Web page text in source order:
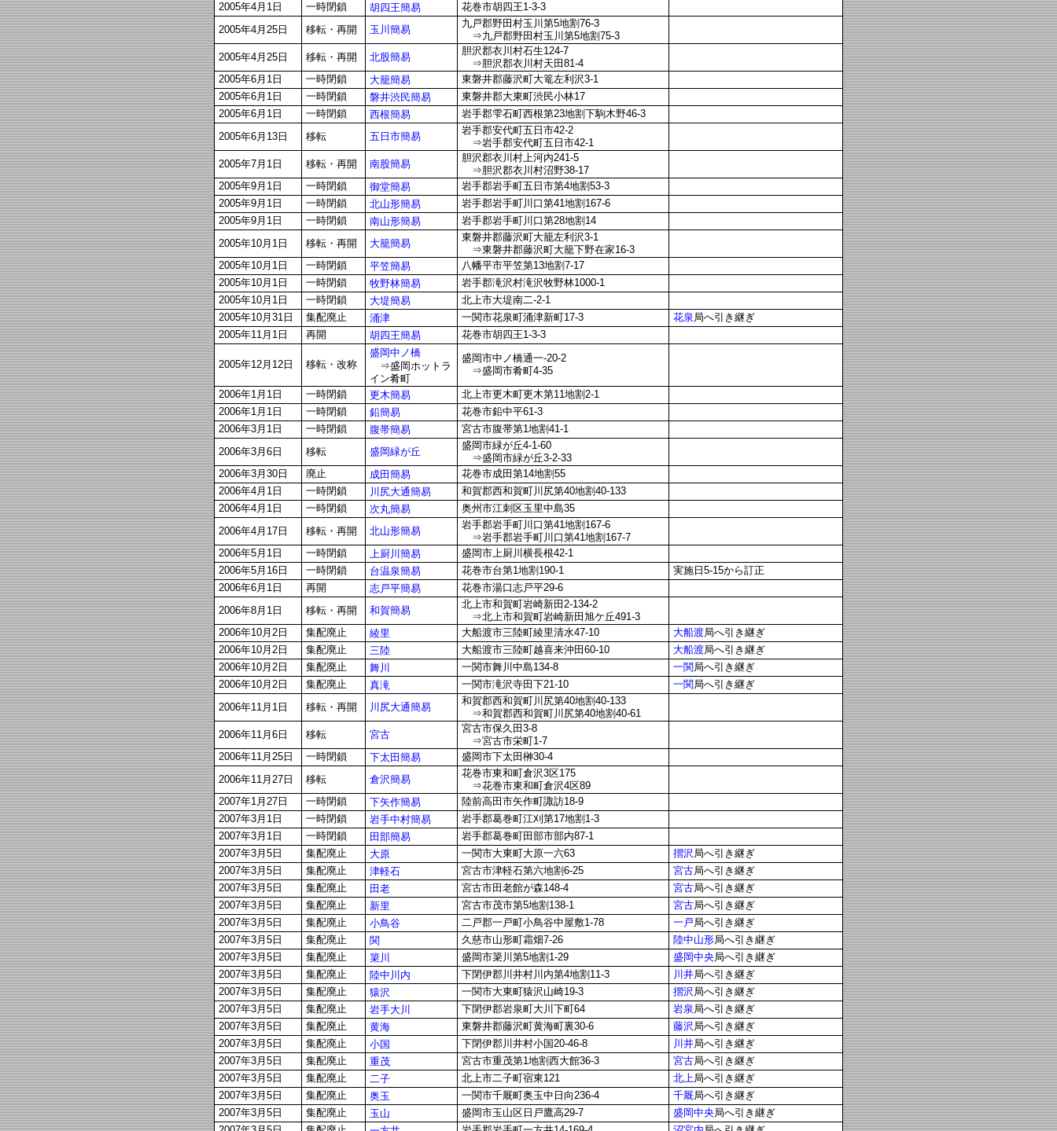
2005年4月1日
一時閉鎖 胡四王簡易
花巻市胡四王1-3-3
2005年4月25日
移転・再開 玉川簡易
九戸郡野田村玉川第5地割76-3
⇒九戸郡野田村玉川第5地割75-3
2005年4月25日
移転・再開 北股簡易
胆沢郡衣川村石生124-7
⇒胆沢郡衣川村天田81-4
2005年6月1日
一時閉鎖 大籠簡易
東磐井郡藤沢町大篭左利沢3-1
2005年6月1日
一時閉鎖 磐井渋民簡易
東磐井郡大東町渋民小林17
2005年6月1日
一時閉鎖 西根簡易
岩手郡雫石町西根第23地割下駒木野46-3
2005年6月13日
移転 五日市簡易
岩手郡安代町五日市42-2
⇒岩手郡安代町五日市42-1
2005年7月1日
移転・再開 南股簡易
胆沢郡衣川村上河内241-5
⇒胆沢郡衣川村沼野38-17
2005年9月1日
一時閉鎖 御堂簡易
岩手郡岩手町五日市第4地割53-3
2005年9月1日
一時閉鎖 北山形簡易
岩手郡岩手町川口第41地割167-6
2005年9月1日
一時閉鎖 南山形簡易
岩手郡岩手町川口第28地割14
2005年10月1日
移転・再開 大籠簡易
東磐井郡藤沢町大籠左利沢3-1
⇒東磐井郡藤沢町大籠下野在家16-3
2005年10月1日
一時閉鎖 平笠簡易
八幡平市平笠第13地割7-17
2005年10月1日
一時閉鎖 牧野林簡易
岩手郡滝沢村滝沢牧野林1000-1
2005年10月1日
一時閉鎖 大堤簡易
北上市大堤南二-2-1
2005年10月31日
集配廃止 涌津 一関市花泉町涌津新町17-3 花泉局へ引き継ぎ
2005年11月1日
再開 胡四王簡易 花巻市胡四王1-3-3
2005年12月12日 移転・改称
盛岡中ノ橋
⇒盛岡ホットラ
イン肴町
盛岡市中ノ橋通一-20-2
⇒盛岡市肴町4-35
2006年1月1日
一時閉鎖 更木簡易
北上市更木町更木第11地割2-1
2006年1月1日
一時閉鎖 鉛簡易
花巻市鉛中平61-3
2006年3月1日
一時閉鎖 腹帯簡易
宮古市腹帯第1地割41-1
2006年3月6日
移転 盛岡緑が丘
盛岡市緑が丘4-1-60
⇒盛岡市緑が丘3-2-33
2006年3月30日
廃止 成田簡易
花巻市成田第14地割55
2006年4月1日
一時閉鎖 川尻大通簡易
和賀郡西和賀町川尻第40地割40-133
2006年4月1日
一時閉鎖 次丸簡易
奥州市江刺区玉里中島35
2006年4月17日
移転・再開 北山形簡易
岩手郡岩手町川口第41地割167-6
⇒岩手郡岩手町川口第41地割167-7
2006年5月1日
一時閉鎖 上厨川簡易
盛岡市上厨川横長根42-1
2006年5月16日
一時閉鎖 台温泉簡易 花巻市台第1地割190-1
実施日5-15から訂正
2006年6月1日
再開 志戸平簡易
花巻市湯口志戸平29-6
2006年8月1日
移転・再開 和賀簡易
北上市和賀町岩崎新田2-134-2
⇒北上市和賀町岩崎新田旭ケ丘491-3
2006年10月2日
集配廃止 綾里 大船渡市三陸町綾里清水47-10 大船渡局へ引き継ぎ
2006年10月2日
集配廃止 三陸 大船渡市三陸町越喜来沖田60-10 大船渡局へ引き継ぎ
2006年10月2日
集配廃止 舞川 一関市舞川中島134-8 一関局へ引き継ぎ
2006年10月2日
集配廃止 真滝 一関市滝沢寺田下21-10 一関局へ引き継ぎ
2006年11月1日
移転・再開 川尻大通簡易
和賀郡西和賀町川尻第40地割40-133
⇒和賀郡西和賀町川尻第40地割40-61
2006年11月6日
移転 宮古
宮古市保久田3-8
⇒宮古市栄町1-7
2006年11月25日
一時閉鎖 下太田簡易
盛岡市下太田榊30-4
2006年11月27日
移転 倉沢簡易
花巻市東和町倉沢3区175
⇒花巻市東和町倉沢4区89
2007年1月27日
一時閉鎖 下矢作簡易
陸前高田市矢作町諏訪18-9
2007年3月1日
一時閉鎖 岩手中村簡易
岩手郡葛巻町江刈第17地割1-3
2007年3月1日
一時閉鎖 田部簡易
岩手郡葛巻町田部市部内87-1
2007年3月5日
集配廃止 大原 一関市大東町大原一六63 摺沢 局へ引き継ぎ
2007年3月5日
集配廃止 津軽石 宮古市津軽石第六地割6-25 宮古局へ引き継ぎ
2007年3月5日
集配廃止 田老 宮古市田老館が森148-4 宮古局へ引き継ぎ
2007年3月5日
集配廃止 新里 宮古市茂市第5地割138-1 宮古局へ引き継ぎ
2007年3月5日
集配廃止 小鳥谷 二戸郡一戸町小鳥谷中屋敷1-78 一戸局へ引き継ぎ
2007年3月5日
集配廃止 関 久慈市山形町霜畑7-26 陸中山形局へ引き継ぎ
2007年3月5日
集配廃止 簗川 盛岡市簗川第5地割1-29 盛岡中央局へ引き継ぎ
2007年3月5日
集配廃止 陸中川内 下閉伊郡川井村川内第4地割11-3 川井局へ引き継ぎ
2007年3月5日
集配廃止 猿沢 一関市大東町猿沢山崎19-3 摺沢 局へ引き継ぎ
2007年3月5日
集配廃止 岩手大川 下閉伊郡岩泉町大川下町64 岩泉局へ引き継ぎ
2007年3月5日
集配廃止 黄海 東磐井郡藤沢町黄海町裏30-6 藤沢 局へ引き継ぎ
2007年3月5日
集配廃止 小国 下閉伊郡川井村小国20-46-8 川井局へ引き継ぎ
2007年3月5日
集配廃止 重茂 宮古市重茂第1地割西大館36-3 宮古局へ引き継ぎ
2007年3月5日
集配廃止 二子 北上市二子町宿東121 北上局へ引き継ぎ
2007年3月5日
集配廃止 奥玉 一関市千厩町奥玉中日向236-4 千厩局へ引き継ぎ
2007年3月5日
集配廃止 玉山 盛岡市玉山区日戸鷹高29-7 盛岡中央局へ引き継ぎ